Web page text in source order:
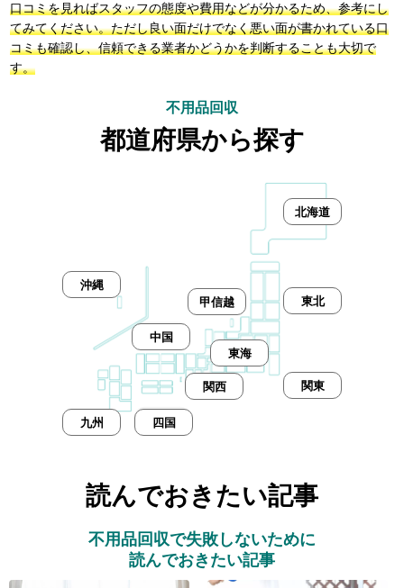
口コミを見ればスタッフの態度や費用などが分かるため、参考にし
てみてください。ただし良い面だけでなく悪い面が書かれている口
コミも確認し、信頼できる業者かどうかを判断することも大切で
す。
不用品回収
都道府県から探す
北海道
東北
甲信越
東海
関東
関西
中国
四国
九州
沖縄
読んでおきたい記事
不用品回収で失敗しないために
読んでおきたい記事